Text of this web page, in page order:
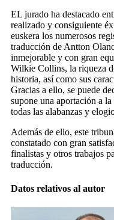
EL jurado ha destacado
realizado y consiguiente
euskera los numerosos
traducción de Antton
inmejorable y con gran
Wilkie Collins, la riqueza
historia, así como sus
Gracias a ello, se puede
supone una aportación a
todas las alabanzas y
Además de ello, este
constatado con gran
finalistas y otros trabajos
traducción.
Datos relativos al autor